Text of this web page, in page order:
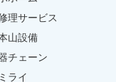
理サービス
山設備
チェーン
ライ